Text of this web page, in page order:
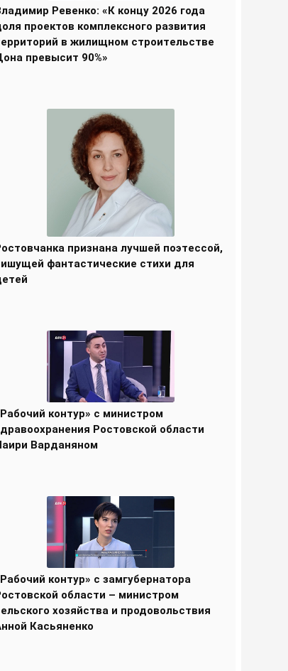
Ревенко: «К концу 2026 года
проектов комплексного развития
в жилищном строительстве
превысит 90%»
признана лучшей поэтессой,
фантастические стихи для
контур» с министром
Ростовской области
Варданяном
контур» с замгубернатора
области – министром
хозяйства и продовольствия
Касьяненко